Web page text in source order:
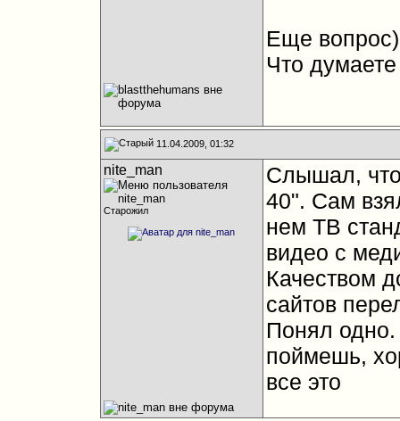
Еще
Что
11.04.2009, 01:32
nite_man
Старожил
Слышал,
40". Сам
нем ТВ
видео с
Качеством
сайтов
Понял
поймешь,
все это